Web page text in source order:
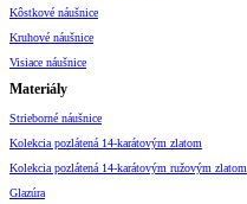
Kôstkové náušnice
Kruhové náušnice
Visiace náušnice
Materiály
Strieborné náušnice
Kolekcia pozlátená 14-karátovým zlatom
Kolekcia pozlátená 14-karátovým ružovým zlatom
Glazúra